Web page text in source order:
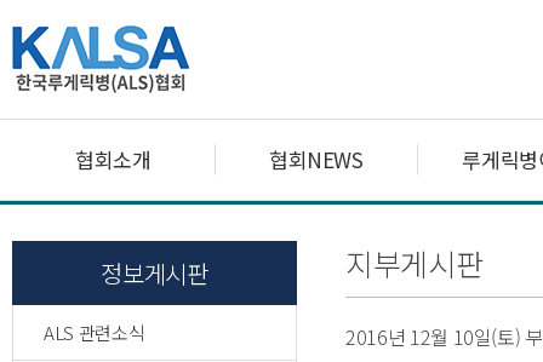
협회소개 협회NEWS 루게릭
정보게시판
ALS 관련소식
지부게시판
2016년 12월 10일(토)